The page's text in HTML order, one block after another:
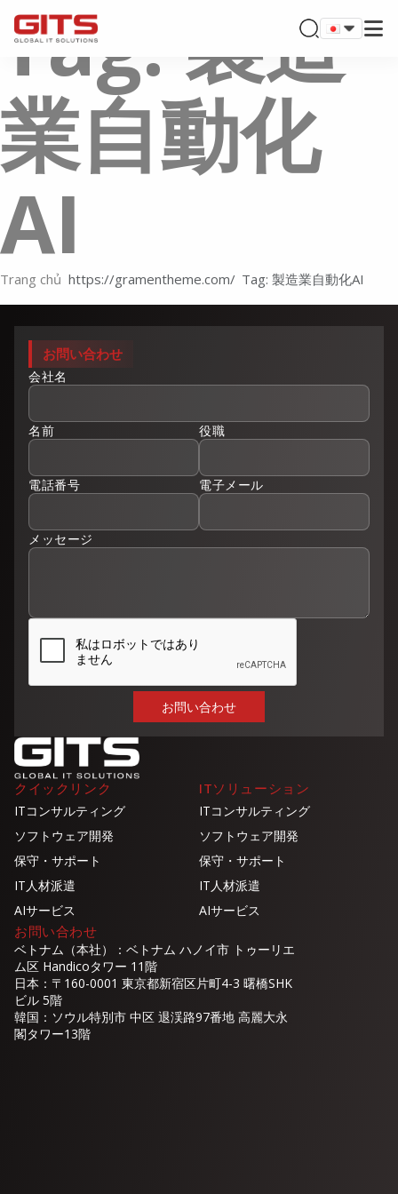
Tag: 製造
業自動化
AI
Trang chủ Tag: 製造業自動化AI
お問い合わせ
会社名
名前 役職
電話番号 電子メール
メッセージ
クイックリンク
ITコンサルティング
ソフトウェア開発
保守・サポート
IT人材派遣
AIサービス
ITソリューション
ITコンサルティング
ソフトウェア開発
保守・サポート
IT人材派遣
AIサービス
お問い合わせ
ベトナム（本社）：ベトナム ハノイ市 トゥーリエ
ム区 Handicoタワー 11階
日本：〒160-0001 東京都新宿区片町4-3 曙橋SHK
ビル 5階
韓国：ソウル特別市 中区 退渓路97番地 高麗大永
閣タワー13階